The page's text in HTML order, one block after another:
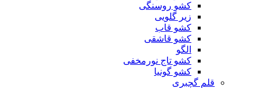
کشو روسنگی
زیر گلویی
کشو قاب
کشو قاشقی
الگو
کشو تاج نورمخفی
کشو گونیا
قلم گچبری